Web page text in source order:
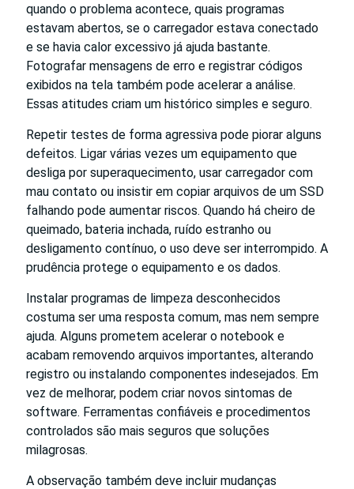
quando o problema acontece, quais programas
estavam abertos, se o carregador estava conectado
e se havia calor excessivo já ajuda bastante.
Fotografar mensagens de erro e registrar códigos
exibidos na tela também pode acelerar a análise.
Essas atitudes criam um histórico simples e seguro.
Repetir testes de forma agressiva pode piorar alguns
defeitos. Ligar várias vezes um equipamento que
desliga por superaquecimento, usar carregador com
mau contato ou insistir em copiar arquivos de um SSD
falhando pode aumentar riscos. Quando há cheiro de
queimado, bateria inchada, ruído estranho ou
desligamento contínuo, o uso deve ser interrompido. A
prudência protege o equipamento e os dados.
Instalar programas de limpeza desconhecidos
costuma ser uma resposta comum, mas nem sempre
ajuda. Alguns prometem acelerar o notebook e
acabam removendo arquivos importantes, alterando
registro ou instalando componentes indesejados. Em
vez de melhorar, podem criar novos sintomas de
software. Ferramentas confiáveis e procedimentos
controlados são mais seguros que soluções
milagrosas.
A observação também deve incluir mudanças